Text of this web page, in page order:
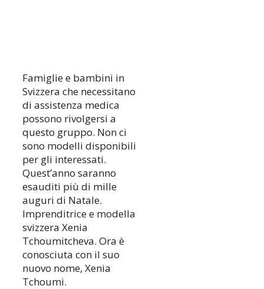
Famiglie e bambini in
Svizzera che necessitano
di assistenza medica
possono rivolgersi a
questo gruppo. Non ci
sono modelli disponibili
per gli interessati.
Quest’anno saranno
esauditi più di mille
auguri di Natale.
Imprenditrice e modella
svizzera Xenia
Tchoumitcheva. Ora è
conosciuta con il suo
nuovo nome, Xenia
Tchoumi.